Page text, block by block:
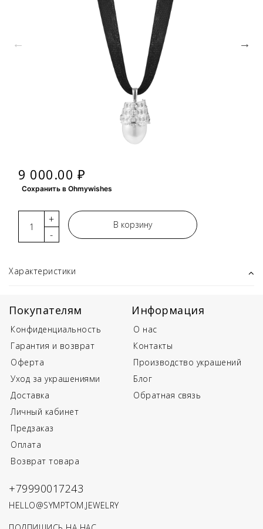
9 000.00 ₽
Сохранить в Ohmywishes
-
+ В корзину
Характеристики
Покупателям
Конфиденциальность
Гарантия и возврат
Оферта
Уход за украшениями
Доставка
Личный кабинет
Предзаказ
Оплата
Возврат товара
Информация
О нас
Контакты
Производство украшений
Блог
Обратная связь
+79990017243
HELLO@SYMPTOM.JEWELRY